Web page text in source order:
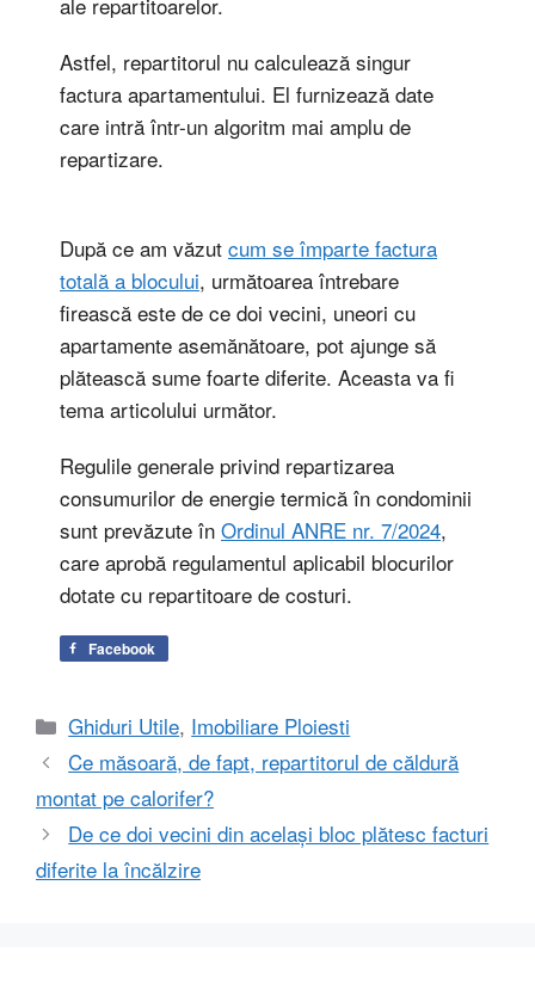
Astfel, repartitorul nu calculează singur
factura apartamentului. El furnizează date
care intră într-un algoritm mai amplu de
repartizare.
După ce am văzut cum se împarte factura
totală a blocului, următoarea întrebare
firească este de ce doi vecini, uneori cu
apartamente asemănătoare, pot ajunge să
plătească sume foarte diferite. Aceasta va fi
tema articolului următor.
Regulile generale privind repartizarea
consumurilor de energie termică în condominii
sunt prevăzute în Ordinul ANRE nr. 7/2024,
care aprobă regulamentul aplicabil blocurilor
dotate cu repartitoare de costuri.
Facebook
Categorii
Ghiduri Utile, Imobiliare Ploiesti
Ce măsoară, de fapt, repartitorul de căldură
montat pe calorifer?
De ce doi vecini din același bloc plătesc facturi
diferite la încălzire